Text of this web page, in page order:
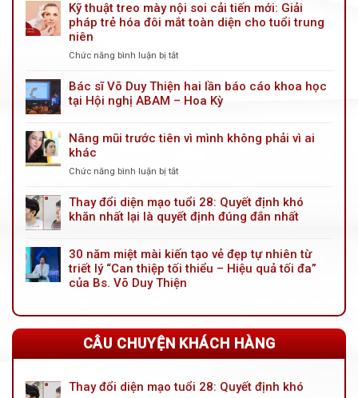
Kỹ thuật treo mày nội soi cải tiến mới: Giải
pháp trẻ hóa đôi mắt toàn diện cho tuổi trung
niên
Chức năng bình luận bị tắt
thuật
treo
soi
pháp
trẻ
mắt
toàn
diện
tuổi
trung
niên
Bác sĩ Võ Duy Thiện hai lần báo cáo khoa học
tại Hội nghị ABAM – Hoa Kỳ
Nâng mũi trước tiên vì mình không phải vì ai
khác
Chức năng bình luận bị tắt
mũi
trước
mình
không
phải
Thay đổi diện mạo tuổi 28: Quyết định khó
khăn nhất lại là quyết định đúng đắn nhất
30 năm miệt mài kiến tạo vẻ đẹp tự nhiên từ
triết lý “Can thiệp tối thiểu – Hiệu quả tối đa”
của Bs. Võ Duy Thiện
CÂU CHUYỆN KHÁCH HÀNG
Thay đổi diện mạo tuổi 28: Quyết định khó